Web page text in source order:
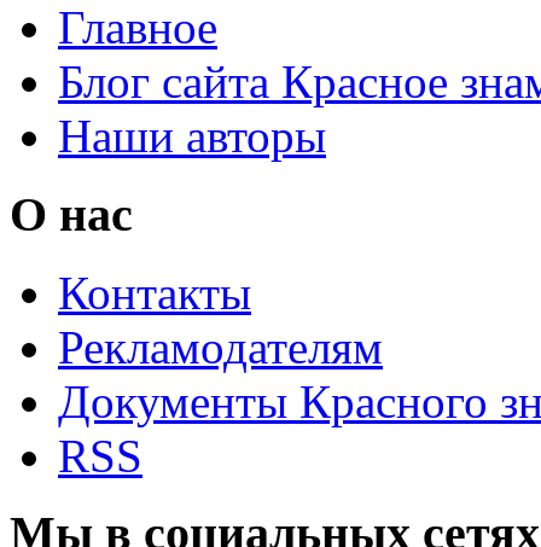
Главное
Блог сайта Красное
Наши авторы
О нас
Контакты
Рекламодателям
Документы Красного
RSS
Мы в социальных сетях